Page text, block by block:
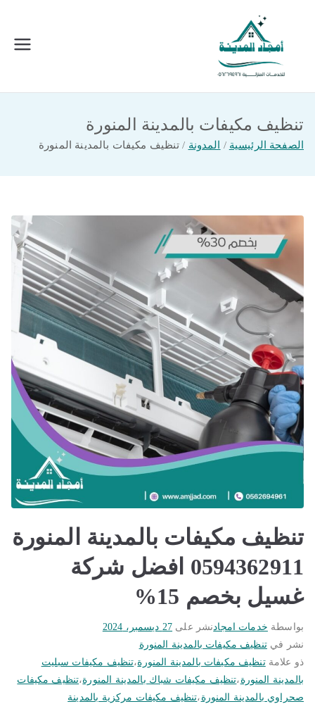
المحتوى
امجاد المدينة للخدمات المنزلية
تنظيف مكيفات بالمدينة المنورة
الصفحة الرئيسية المدونة تنظيف مكيفات بالمدينة المنورة
تنظيف مكيفات بالمدينة المنورة
0594362911 افضل شركة
غسيل بخصم 15%
بواسطة خدمات امجادنشر على 27 ديسمبر، 2024
نشر فيتنظيف مكيفات بالمدينة المنورة
ذو علامةتنظيف مكيفات بالمدينة المنورة،تنظيف مكيفات سبليت
بالمدينة المنورة ،تنظيف مكيفات شباك بالمدينة المنورة،تنظيف مكيفات
صحراوي بالمدينة المنورة ،تنظيف مكيفات مركزية بالمدينة